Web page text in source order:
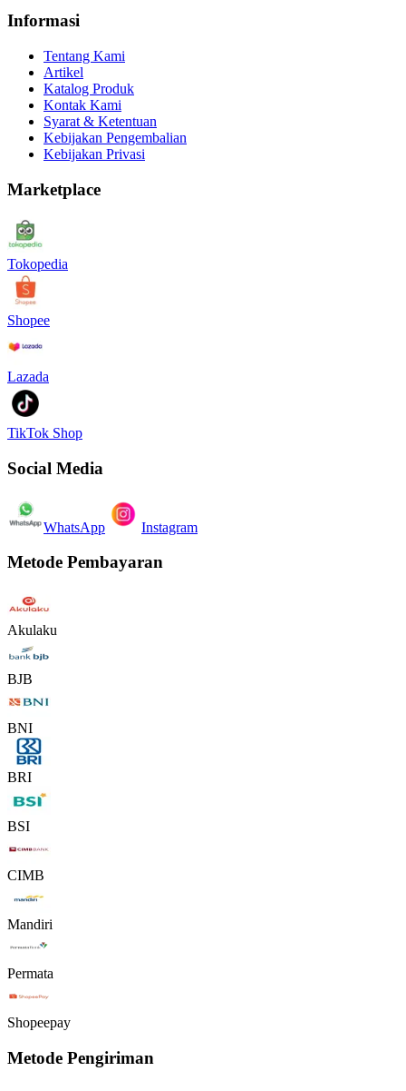
Informasi
Tentang Kami
Artikel
Katalog Produk
Kontak Kami
Syarat & Ketentuan
Kebijakan Pengembalian
Kebijakan Privasi
Marketplace
Tokopedia
Shopee
Lazada
TikTok Shop
Social Media
WhatsApp Instagram
Metode Pembayaran
Akulaku
BJB
BNI
BRI
BSI
CIMB
Mandiri
Permata
Shopeepay
Metode Pengiriman